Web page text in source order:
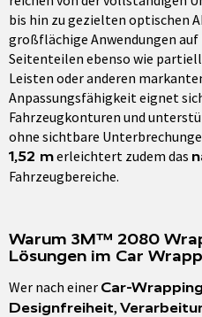
bis hin zu gezielten optischen
großflächige Anwendungen
Seitenteilen ebenso wie
Leisten oder anderen
Anpassungsfähigkeit eignet
Fahrzeugkonturen und
ohne sichtbare
1,52 merleichtert zudem das
Fahrzeugbereiche.
Warum 3M™ 2080
Lösungen im Car
Wer nach einer Car-
Designfreiheit,